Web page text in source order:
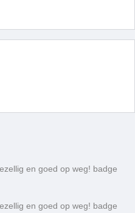
en goed op weg! badge
en goed op weg! badge